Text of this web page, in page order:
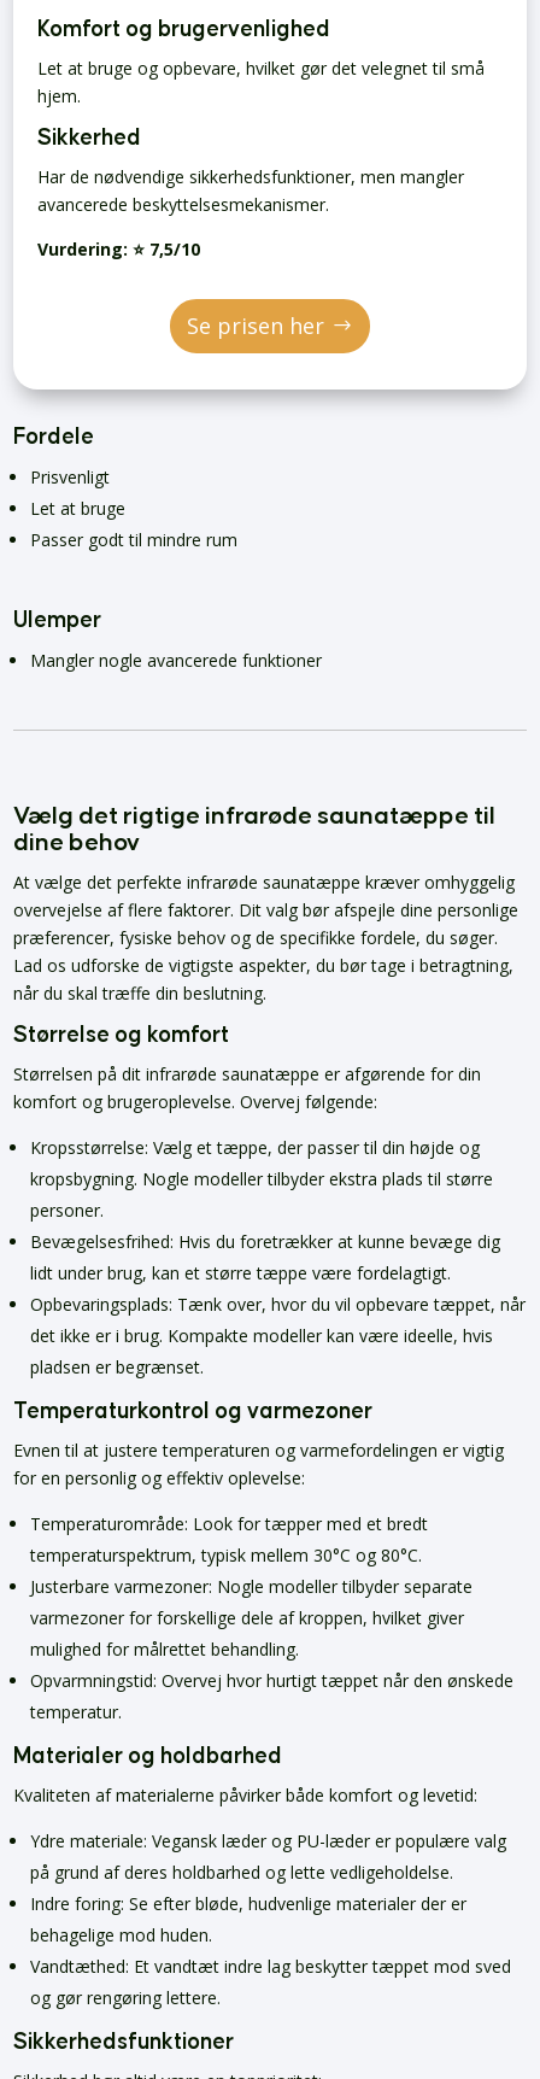
Komfort og brugervenlighed
Let at bruge og opbevare, hvilket gør det velegnet til små
hjem.
Sikkerhed
Har de nødvendige sikkerhedsfunktioner, men mangler
avancerede beskyttelsesmekanismer.
Vurdering: ⭐ 7,5/10
Se prisen her
Fordele
Prisvenligt
Let at bruge
Passer godt til mindre rum
Ulemper
Mangler nogle avancerede funktioner
Vælg det rigtige infrarøde saunatæppe til
dine behov
At vælge det perfekte infrarøde saunatæppe kræver omhyggelig
overvejelse af flere faktorer. Dit valg bør afspejle dine personlige
præferencer, fysiske behov og de specifikke fordele, du søger.
Lad os udforske de vigtigste aspekter, du bør tage i betragtning,
når du skal træffe din beslutning.
Størrelse og komfort
Størrelsen på dit infrarøde saunatæppe er afgørende for din
komfort og brugeroplevelse. Overvej følgende:
Kropsstørrelse: Vælg et tæppe, der passer til din højde og
kropsbygning. Nogle modeller tilbyder ekstra plads til større
personer.
Bevægelsesfrihed: Hvis du foretrækker at kunne bevæge dig
lidt under brug, kan et større tæppe være fordelagtigt.
Opbevaringsplads: Tænk over, hvor du vil opbevare tæppet, når
det ikke er i brug. Kompakte modeller kan være ideelle, hvis
pladsen er begrænset.
Temperaturkontrol og varmezoner
Evnen til at justere temperaturen og varmefordelingen er vigtig
for en personlig og effektiv oplevelse:
Temperaturområde: Look for tæpper med et bredt
temperaturspektrum, typisk mellem 30°C og 80°C.
Justerbare varmezoner: Nogle modeller tilbyder separate
varmezoner for forskellige dele af kroppen, hvilket giver
mulighed for målrettet behandling.
Opvarmningstid: Overvej hvor hurtigt tæppet når den ønskede
temperatur.
Materialer og holdbarhed
Kvaliteten af materialerne påvirker både komfort og levetid:
Ydre materiale: Vegansk læder og PU-læder er populære valg
på grund af deres holdbarhed og lette vedligeholdelse.
Indre foring: Se efter bløde, hudvenlige materialer der er
behagelige mod huden.
Vandtæthed: Et vandtæt indre lag beskytter tæppet mod sved
og gør rengøring lettere.
Sikkerhedsfunktioner